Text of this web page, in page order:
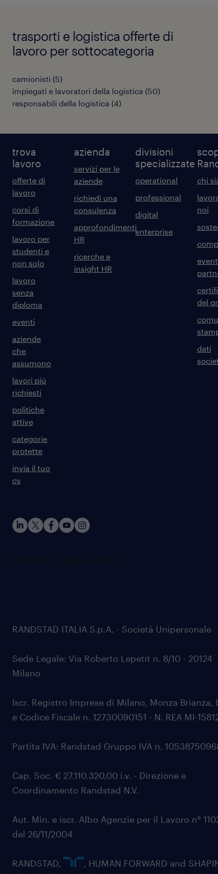
trasporti e logistica offerte di
lavoro per sottocategoria
camionisti (5)
impiegati e lavoratori della logistica (50)
responsabili della logistica (4)
trova
lavoro
offerte di
lavoro
corsi di
formazione
lavoro per
studenti e
non solo
lavoro
senza
diploma
eventi
aziende
che
assumono
lavori più
richiesti
politiche
attive
categorie
protette
invia il tuo
cv
azienda
servizi per le
aziende
richiedi una
consulenza
approfondimenti
HR
ricerche e
insight HR
divisioni
specializzate
operational
professional
digital
enterprise
chi
noi
del
dati
RANDSTAD ITALIA S.p.A. - Società Unipersonale
Sede Legale: Via Roberto Lepetit n. 8/10 - 20124
Milano
Iscr. Registro Imprese di Milano, Monza Brianza,
e Codice Fiscale n. 12730090151 - N. REA MI-
Partita IVA: Randstad Gruppo IVA n.
Cap. Soc. € 27.110.320,00 i.v. - Direzione e
Coordinamento Randstad N.V.
Aut. Min. e iscr. Albo Agenzie per il Lavoro n°
del 26/11/2004
RANDSTAD,
, HUMAN FORWARD and